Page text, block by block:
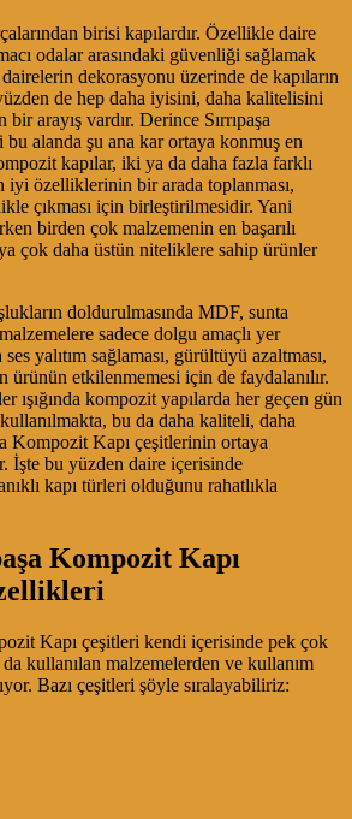
birisi kapılardır. Özellikle daire
odalar arasındaki güvenliği sağlamak
dekorasyonu üzerinde de kapıların
de hep daha iyisini, daha kalitelisini
arayış vardır. Derince Sırrıpaşa
alanda şu ana kar ortaya konmuş en
kapılar, iki ya da daha fazla farklı
iyi özelliklerinin bir arada toplanması,
çıkması için birleştirilmesidir. Yani
birden çok malzemenin en başarılı
çok daha üstün niteliklere sahip ürünler
doldurulmasında MDF, sunta
sadece dolgu amaçlı yer
yalıtım sağlaması, gürültüyü azaltması,
ürünün etkilenmemesi için de faydalanılır.
ışığında kompozit yapılarda her geçen gün
bu da daha kaliteli, daha
Kompozit Kapı çeşitlerinin ortaya
İşte bu yüzden daire içerisinde
kapı türleri olduğunu rahatlıkla
Kompozit Kapı
Kapı çeşitleri kendi içerisinde pek çok
da kullanılan malzemelerden ve kullanım
Bazı çeşitleri şöyle sıralayabiliriz: